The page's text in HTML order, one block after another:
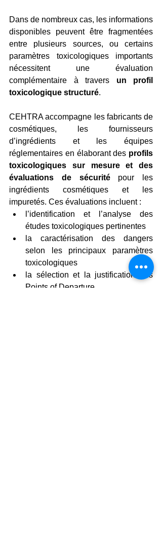
Dans de nombreux cas, les informations
disponibles peuvent être fragmentées
entre plusieurs sources, ou certains
paramètres toxicologiques importants
nécessitent une évaluation
complémentaire à travers un profil
toxicologique structuré.
CEHTRA accompagne les fabricants de
cosmétiques, les fournisseurs
d’ingrédients et les équipes
réglementaires en élaborant des profils
toxicologiques sur mesure et des
évaluations de sécurité pour les
ingrédients cosmétiques et les
impuretés. Ces évaluations incluent :
l’identification et l’analyse des
études toxicologiques pertinentes
la caractérisation des dangers
selon les principaux paramètres
toxicologiques
la sélection et la justification des
Points of Departure